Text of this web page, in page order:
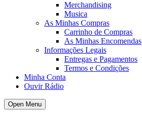
Merchandising
Musica
As Minhas Compras
Carrinho de Compras
As Minhas Encomendas
Informações Legais
Entregas e Pagamentos
Termos e Condições
Minha Conta
Ouvir Rádio
Open Menu